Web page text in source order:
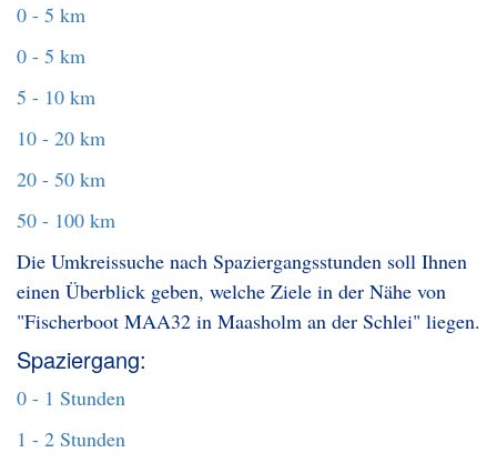
0 - 5 km
0 - 5 km
5 - 10 km
10 - 20 km
20 - 50 km
50 - 100 km
Die Umkreissuche nach Spaziergangsstunden soll Ihnen
einen Überblick geben, welche Ziele in der Nähe von
"Fischerboot MAA32 in Maasholm an der Schlei" liegen.
Spaziergang:
0 - 1 Stunden
1 - 2 Stunden